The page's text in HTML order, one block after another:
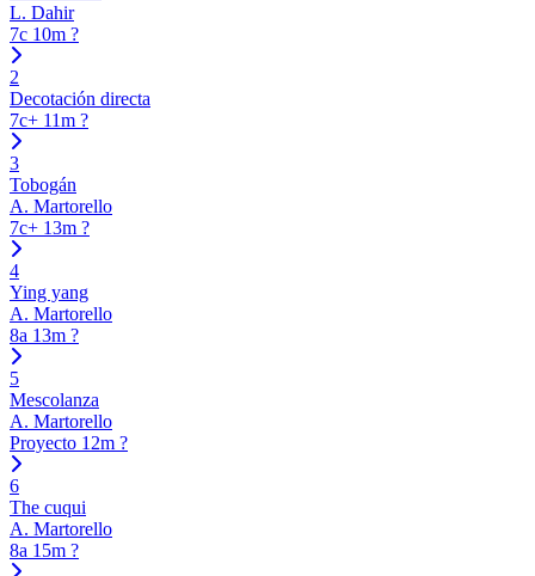
L. Dahir
7c 10m ?
2
Decotación directa
7c+ 11m ?
3
Tobogán
A. Martorello
7c+ 13m ?
4
Ying yang
A. Martorello
8a 13m ?
5
Mescolanza
A. Martorello
Proyecto 12m ?
6
The cuqui
A. Martorello
8a 15m ?